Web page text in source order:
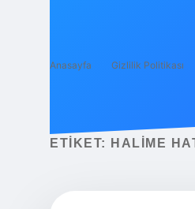
Anasayfa Gizlilik Politikası
ETIKET: HALIME